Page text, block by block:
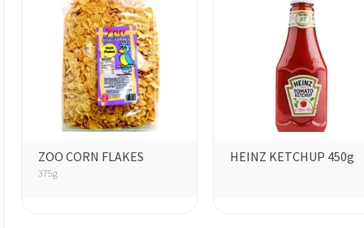
ZOO CORN FLAKES
375g
HEINZ KETCHUP 450g